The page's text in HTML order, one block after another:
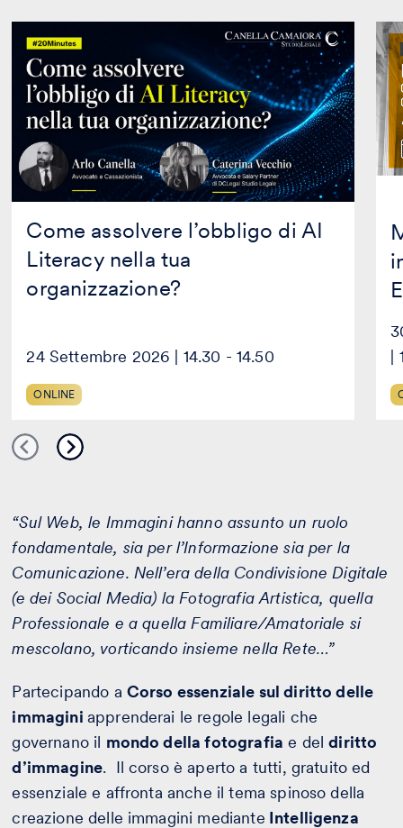
eventi
Come assolvere l’obbligo di AI
Literacy nella tua
organizzazione?
assolvere
l’obbligo
Literacy
nella
tua
organizzazione?
24 Settembre 2026 | 14.30 - 14.50
ONLINE
in
con
“Sul Web, le Immagini hanno assunto un ruolo
fondamentale, sia per l’Informazione sia per la
Comunicazione. Nell’era della Condivisione Digitale
(e dei Social Media) la Fotografia Artistica, quella
Professionale e a quella Familiare/Amatoriale si
mescolano, vorticando insieme nella Rete…”
Partecipando a Corso essenziale sul diritto delle
immagini apprenderai le regole legali che
governano il mondo della fotografia e deldiritto
d’immagine. Il corso è aperto a tutti, gratuito ed
essenziale e affronta anche il tema spinoso della
creazione delle immagini mediante Intelligenza